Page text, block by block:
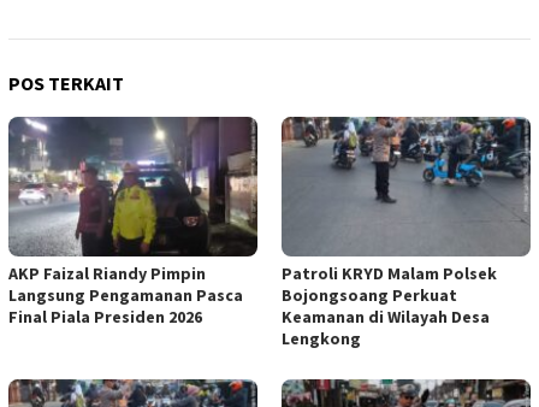
POS TERKAIT
AKP Faizal Riandy Pimpin
Langsung Pengamanan Pasca
Final Piala Presiden 2026
Patroli KRYD Malam Polsek
Bojongsoang Perkuat
Keamanan di Wilayah Desa
Lengkong